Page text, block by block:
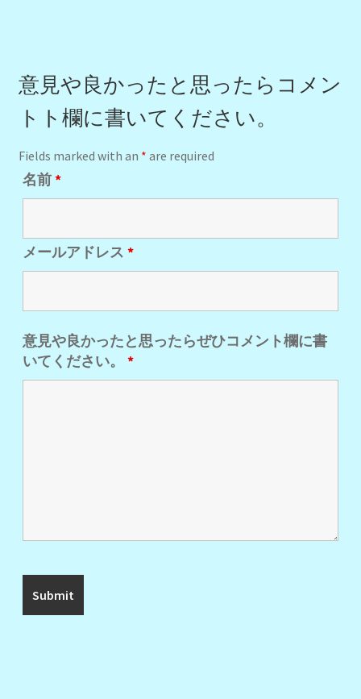
意見や良かったと思ったらコメン
トト欄に書いてください。
Fields marked with an * are required
名前*
メールアドレス *
意見や良かったと思ったらぜひコメント欄に書
いてください。 *